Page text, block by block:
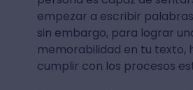
empezar a escribir
sin embargo, para lograr
memorabilidad en tu texto,
cumplir con los procesos